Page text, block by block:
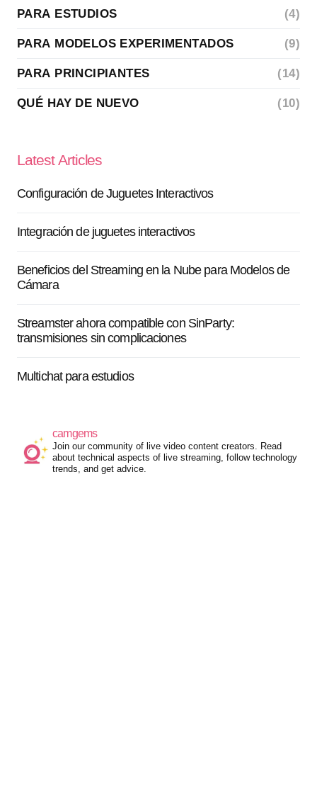
PARA ESTUDIOS (4)
PARA MODELOS EXPERIMENTADOS (9)
PARA PRINCIPIANTES (14)
QUÉ HAY DE NUEVO (10)
Latest Articles
Configuración de Juguetes Interactivos
Integración de juguetes interactivos
Beneficios del Streaming en la Nube para Modelos de
Cámara
Streamster ahora compatible con SinParty:
transmisiones sin complicaciones
Multichat para estudios
camgems
Join our community of live video content creators. Read
about technical aspects of live streaming, follow technology
trends, and get advice.